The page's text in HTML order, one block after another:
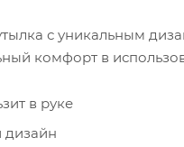
с уникальным
комфорт в
в руке
дизайн